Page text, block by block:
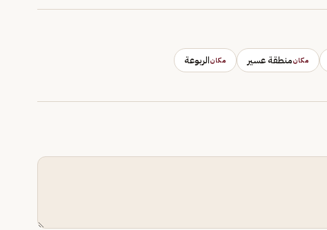
مكانمنطقة عسير مكانالربوعة